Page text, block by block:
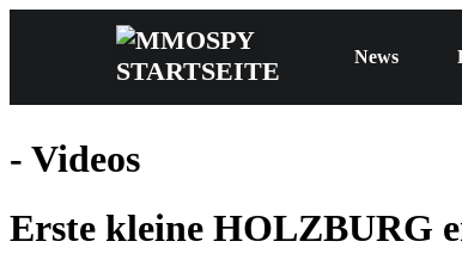
News
- Videos
Erste kleine HOLZBURG